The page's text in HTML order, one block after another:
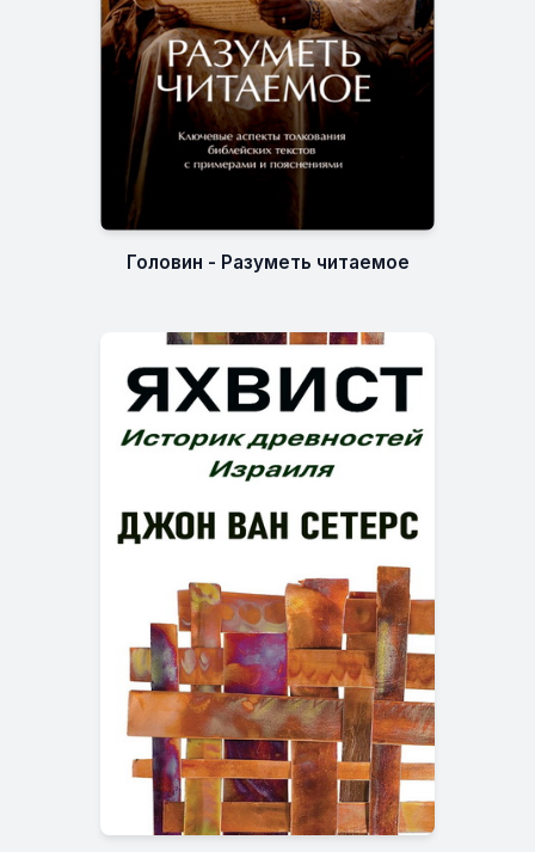
Головин - Разуметь читаемое